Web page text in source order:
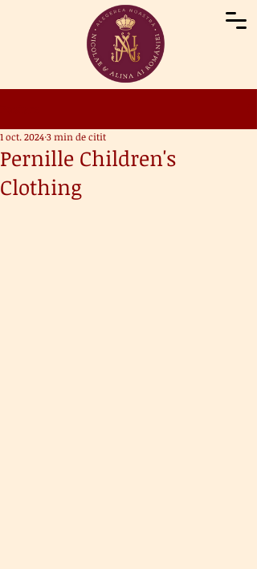
Pernille Children's
Clothing
1 oct. 20243 min de citit